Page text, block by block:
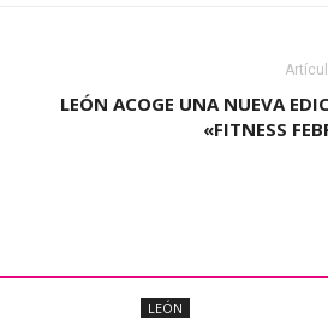
LEÓN ACOGE UNA NUEVA
«FITNESS
LEÓN